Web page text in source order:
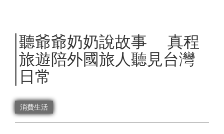
聽爺爺奶奶說故事 真程
旅遊陪外國旅人聽見台灣
日常
消費生活